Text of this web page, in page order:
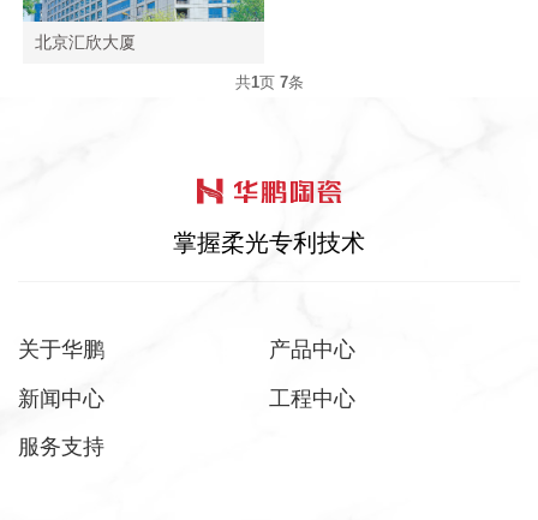
北京汇欣大厦
共1页 7条
掌握柔光专利技术
关于华鹏 产品中心
新闻中心 工程中心
服务支持